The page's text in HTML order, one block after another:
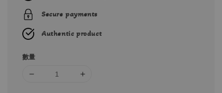
Secure payments
Authentic product
數量